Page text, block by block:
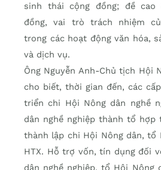
sinh thái cộng đồng; đề
đồng, vai trò trách nhiệm
trong các hoạt động văn hóa,
và dịch vụ.
Ông Nguyễn Anh-Chủ tịch Hội
cho biết, thời gian đến, các
triển chi Hội Nông dân nghề
dân nghề nghiệp thành tổ hợp
thành lập chi Hội Nông dân, tổ
HTX. Hỗ trợ vốn, tín dụng đối
dân nghề nghiệp, tổ Hội Nông